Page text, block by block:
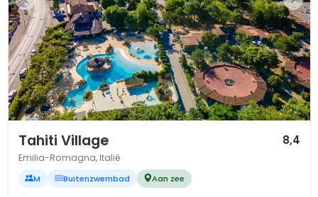
Tahiti Village 8,4
Emilia-Romagna, Italië
M Buitenzwembad Aan zee